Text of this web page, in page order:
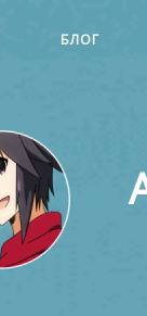
БЛОГ